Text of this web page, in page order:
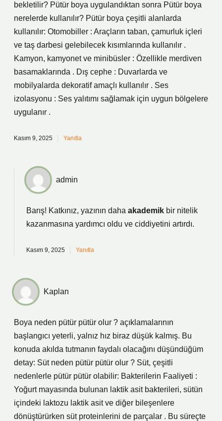
bekletilir? Pütür boya uygulandıktan sonra Pütür boya
nerelerde kullanılır? Pütür boya çeşitli alanlarda
kullanılır: Otomobiller : Araçların taban, çamurluk içleri
ve taş darbesi gelebilecek kısımlarında kullanılır .
Kamyon, kamyonet ve minibüsler : Özellikle merdiven
basamaklarında . Dış cephe : Duvarlarda ve
mobilyalarda dekoratif amaçlı kullanılır . Ses
izolasyonu : Ses yalıtımı sağlamak için uygun bölgelere
uygulanır .
Kasım 9, 2025 Yanıtla
admin
Barış! Katkınız, yazının daha akademik bir nitelik
kazanmasına yardımcı oldu ve ciddiyetini artırdı.
Kasım 9, 2025 Yanıtla
Kaplan
Boya neden pütür pütür olur ? açıklamalarının
başlangıcı yeterli, yalnız hız biraz düşük kalmış. Bu
konuda akılda tutmanın faydalı olacağını düşündüğüm
detay: Süt neden pütür pütür olur ? Süt, çeşitli
nedenlerle pütür pütür olabilir: Bakterilerin Faaliyeti :
Yoğurt mayasında bulunan laktik asit bakterileri, sütün
içindeki laktozu laktik asit ve diğer bileşenlere
dönüştürürken süt proteinlerini de parçalar . Bu süreçte